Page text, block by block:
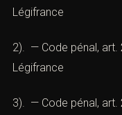
Légifrance
2). — Code pénal, art.
Légifrance
3). — Code pénal, art.